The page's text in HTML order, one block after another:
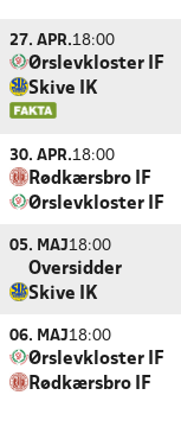
27. APR.18:00
Ørslevkloster IF
Skive IK
30. APR.18:00
Rødkærsbro IF
Ørslevkloster IF
05. MAJ18:00
Oversidder
Skive IK
06. MAJ18:00
Ørslevkloster IF
Rødkærsbro IF